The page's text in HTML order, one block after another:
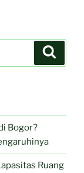
Bogor?
Ruang